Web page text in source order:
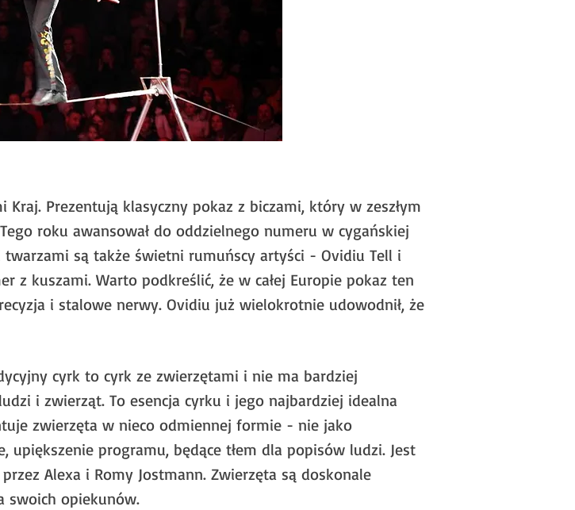
Prezentują klasyczny pokaz z biczami, który w zeszłym
roku awansował do oddzielnego numeru w cygańskiej
twarzami są także świetni rumuńscy artyści - Ovidiu Tell i
z kuszami. Warto podkreślić, że w całej Europie pokaz ten
i stalowe nerwy. Ovidiu już wielokrotnie udowodnił, że
cyrk to cyrk ze zwierzętami i nie ma bardziej
i zwierząt. To esencja cyrku i jego najbardziej idealna
zwierzęta w nieco odmiennej formie - nie jako
programu, będące tłem dla popisów ludzi. Jest
Alexa i Romy Jostmann. Zwierzęta są doskonale
swoich opiekunów.